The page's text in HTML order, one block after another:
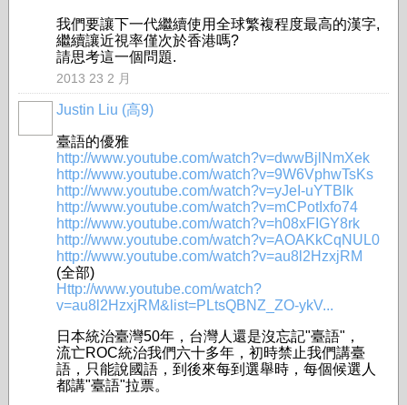
我們要讓下一代繼續使用全球繁複程度最高的漢字,
繼續讓近視率僅次於香港嗎?
請思考這一個問題.
2013 23 2 月
Justin Liu (高9)
臺語的優雅
http://www.youtube.com/watch?v=dwwBjlNmXek
http://www.youtube.com/watch?v=9W6VphwTsKs
http://www.youtube.com/watch?v=yJeI-uYTBlk
http://www.youtube.com/watch?v=mCPotIxfo74
http://www.youtube.com/watch?v=h08xFIGY8rk
http://www.youtube.com/watch?v=AOAKkCqNUL0
http://www.youtube.com/watch?v=au8l2HzxjRM
(全部)
Http://www.youtube.com/watch?
v=au8l2HzxjRM&list=PLtsQBNZ_ZO-ykV...
日本統治臺灣50年，台灣人還是沒忘記"臺語"，
流亡ROC統治我們六十多年，初時禁止我們講臺
語，只能說國語，到後來每到選舉時，每個候選人
都講"臺語"拉票。